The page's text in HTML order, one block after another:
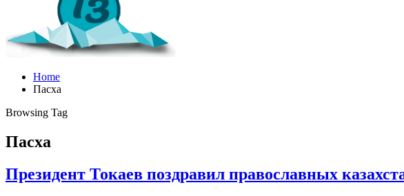
Home
Пасха
Browsing Tag
Пасха
Президент Токаев поздравил православных